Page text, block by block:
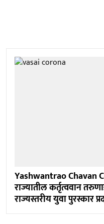
Yashwantrao Chavan
राज्यातील कर्तृत्ववान
राज्यस्तरीय युवा पुरस्कार